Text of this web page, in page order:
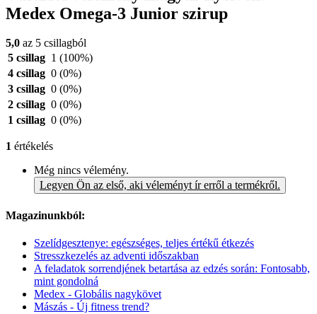
Medex Omega-3 Junior szirup
5,0 az 5 csillagból
5 csillag 1 (100%)
4 csillag 0 (0%)
3 csillag 0 (0%)
2 csillag 0 (0%)
1 csillag 0 (0%)
1 értékelés
Még nincs vélemény.
Legyen Ön az első, aki véleményt ír erről a termékről.
Magazinunkból:
Szelídgesztenye: egészséges, teljes értékű étkezés
Stresszkezelés az adventi időszakban
A feladatok sorrendjének betartása az edzés során: Fontosabb,
mint gondolná
Medex - Globális nagykövet
Mászás - Új fitness trend?